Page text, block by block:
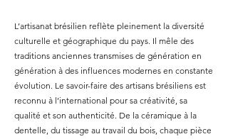
L’artisanat brésilien reflète pleinement la diversité
culturelle et géographique du pays. Il mêle des
traditions anciennes transmises de génération en
génération à des influences modernes en constante
évolution. Le savoir-faire des artisans brésiliens est
reconnu à l’international pour sa créativité, sa
qualité et son authenticité. De la céramique à la
dentelle, du tissage au travail du bois, chaque pièce